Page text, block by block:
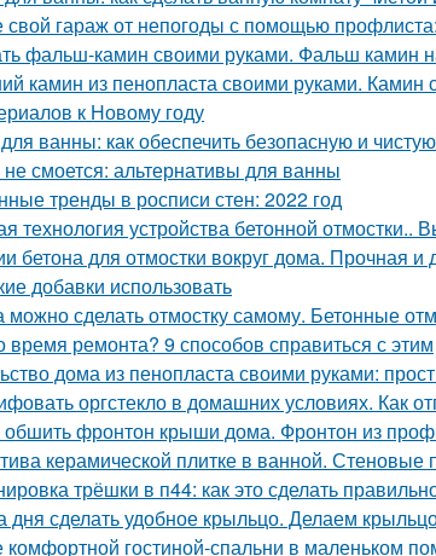
свой гараж от непогоды с помощью
фальш-камин своими руками. Фальш камин
камин из пенопласта своими руками.
к Новому году
ванны: как обеспечить безопасную и
смоется: альтернативы для ванны
тренды в росписи стен: 2022 год
технология устройства бетонной отмостки..
бетона для отмостки вокруг дома. Прочная и
добавки использовать
можно сделать отмостку самому. Бетонные
время ремонта? 9 способов справиться с этим
дома из пенопласта своими руками:
оргстекло в домашних условиях. Как
обшить фронтон крыши дома. Фронтон из
керамической плитке в ванной. Стеновые
трёшки в п44: как это сделать
дня сделать удобное крыльцо. Делаем
комфортной гостиной-спальни в маленьком